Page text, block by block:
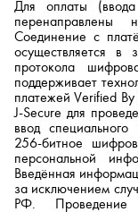
Для оплаты
Соединение с
осуществляется в
протокола
поддерживает
платежей Verified
J-Secure для
ввод
256-битное
персональной
Введённая
за исключением
РФ. Проведение